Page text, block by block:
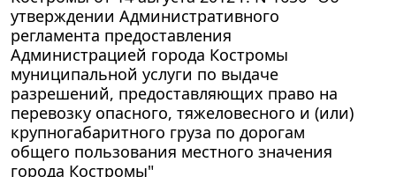
утверждении Административного
регламента предоставления
Администрацией города Костромы
муниципальной услуги по выдаче
разрешений, предоставляющих право на
перевозку опасного, тяжеловесного и (или)
крупногабаритного груза по дорогам
общего пользования местного значения
города Костромы"